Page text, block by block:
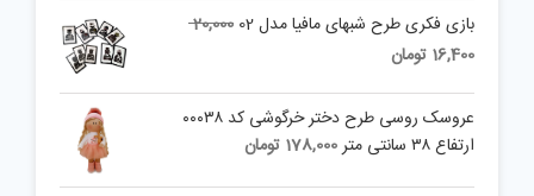
بازی فکری طرح شبهای مافیا مدل 02 20,000
Original
16,400 تومان
16,400 تومان.
عروسک روسی طرح دختر خرگوشی کد ۰۰۰۳۸
ارتفاع ۳۸ سانتی متر
178,000 تومان